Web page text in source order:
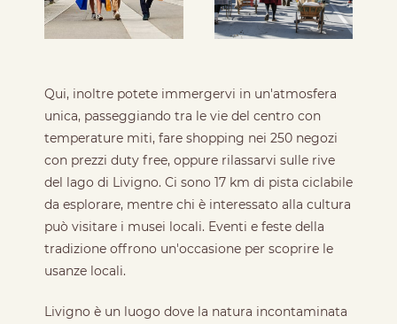
Qui, inoltre potete immergervi in un'atmosfera
unica, passeggiando tra le vie del centro con
temperature miti, fare shopping nei 250 negozi
con prezzi duty free, oppure rilassarvi sulle rive
del lago di Livigno. Ci sono 17 km di pista ciclabile
da esplorare, mentre chi è interessato alla cultura
può visitare i musei locali. Eventi e feste della
tradizione offrono un'occasione per scoprire le
usanze locali.
Livigno è un luogo dove la natura incontaminata